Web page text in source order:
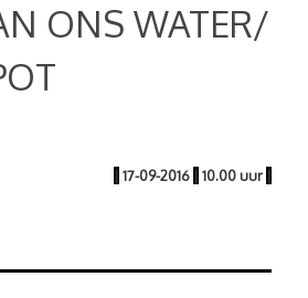
ONS WATER/
| 17-09-2016 | 10.00 uur |